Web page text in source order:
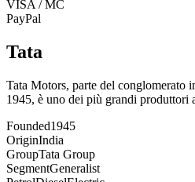
VISA / MC
PayPal
Tata
Tata Motors, parte del conglomerato
1945, è uno dei più grandi produttori
Founded1945
OriginIndia
GroupTata Group
SegmentGeneralist